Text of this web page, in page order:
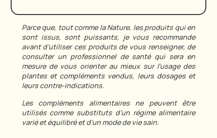
Parce que, tout comme la Nature, les produits qui en
sont issus, sont puissants, je vous recommande
avant d'utiliser ces produits de vous renseigner, de
consulter un professionnel de santé qui sera en
mesure de vous orienter au mieux sur l'usage des
plantes et compléments vendus, leurs dosages et
leurs contre-indications.
Les compléments alimentaires ne peuvent être
utilisés comme substituts d'un régime alimentaire
varié et équilibré et d'un mode de vie sain.